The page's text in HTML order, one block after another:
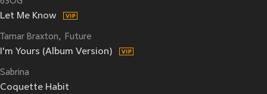
Let Me Know
Tamar Braxton Future
I'm Yours (Album Version)
Sabrina
Coquette Habit